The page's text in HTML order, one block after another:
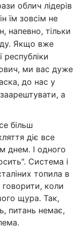
облич лідерів
їм зовсім не
напевно, тільки
Якщо вже
республіки
ми вас дуже
до нас у
а
більш
діє все
днем. І одного
Система і
топила в
говорити, коли
щура. Так,
питань немає,